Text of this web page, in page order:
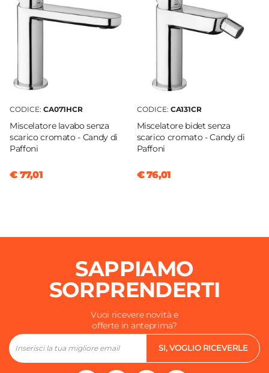
CODICE: CA071HCR
Miscelatore lavabo senza
scarico cromato - Candy di
Paffoni
€ 77,01
CODICE: CA131CR
Miscelatore bidet senza
scarico cromato - Candy di
Paffoni
€ 76,01
SAPPIAMO
SORPRENDERTI
Vuoi ricevere novità e
offerte in anteprima?
SI, VOGLIO RICEVERLE